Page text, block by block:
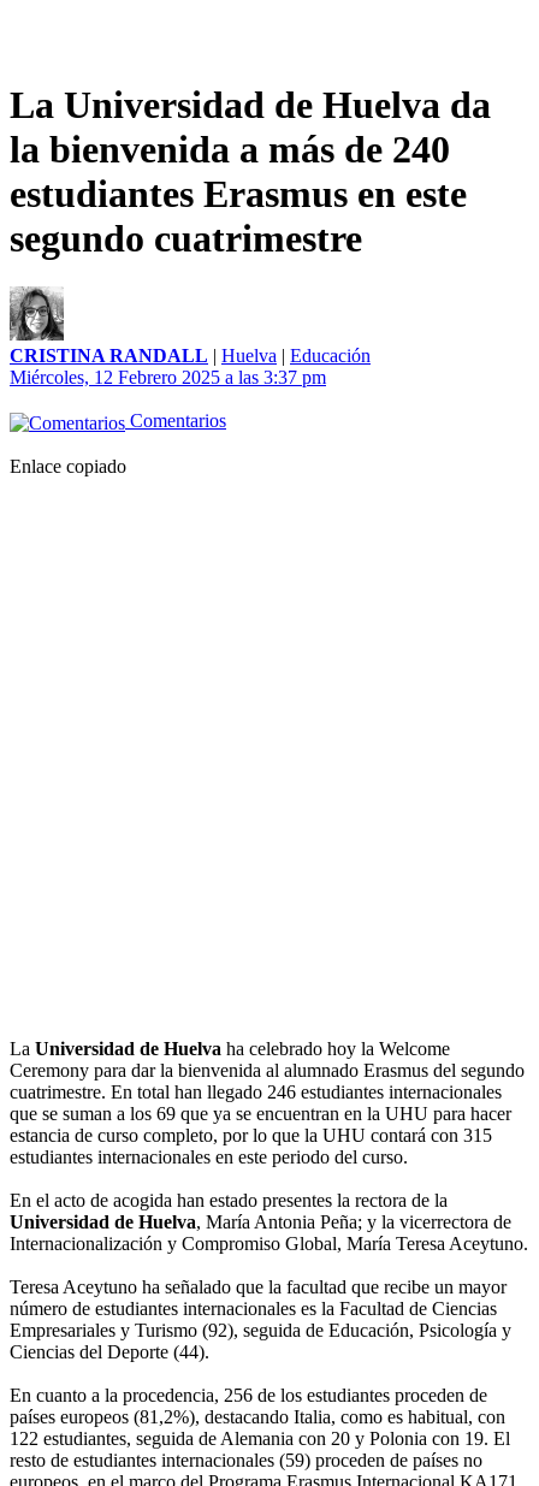
La Universidad de Huelva da
la bienvenida a más de 240
estudiantes Erasmus en este
segundo cuatrimestre
CRISTINA RANDALL | Huelva | Educación
Miércoles, 12 Febrero 2025 a las 3:37 pm
Comentarios
Enlace copiado
La Universidad de Huelva ha celebrado hoy la Welcome
Ceremony para dar la bienvenida al alumnado Erasmus del segundo
cuatrimestre. En total han llegado 246 estudiantes internacionales
que se suman a los 69 que ya se encuentran en la UHU para hacer
estancia de curso completo, por lo que la UHU contará con 315
estudiantes internacionales en este periodo del curso.
En el acto de acogida han estado presentes la rectora de la
Universidad de Huelva, María Antonia Peña; y la vicerrectora de
Internacionalización y Compromiso Global, María Teresa Aceytuno.
Teresa Aceytuno ha señalado que la facultad que recibe un mayor
número de estudiantes internacionales es la Facultad de Ciencias
Empresariales y Turismo (92), seguida de Educación, Psicología y
Ciencias del Deporte (44).
En cuanto a la procedencia, 256 de los estudiantes proceden de
países europeos (81,2%), destacando Italia, como es habitual, con
122 estudiantes, seguida de Alemania con 20 y Polonia con 19. El
resto de estudiantes internacionales (59) proceden de países no
europeos, en el marco del Programa Erasmus Internacional KA171.